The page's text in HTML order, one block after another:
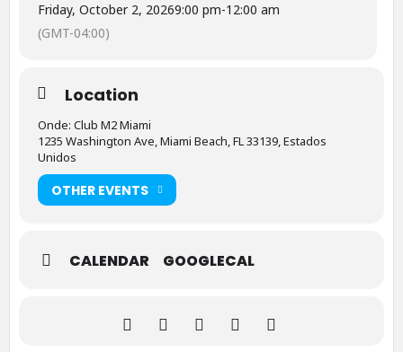
Friday, October 2, 20269:00 pm-12:00 am
(GMT-04:00)
Location
Onde: Club M2 Miami
1235 Washington Ave, Miami Beach, FL 33139, Estados
Unidos
OTHER EVENTS
CALENDAR GOOGLECAL